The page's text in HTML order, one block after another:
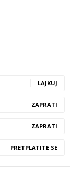
LAJKUJ
ZAPRATI
ZAPRATI
PRETPLATITE SE